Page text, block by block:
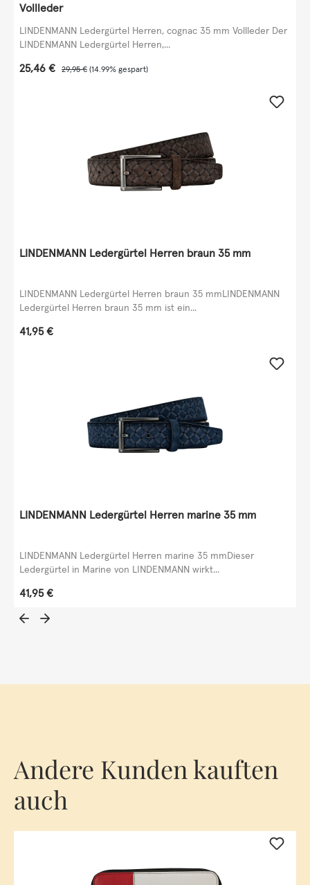
Vollleder
LINDENMANN Ledergürtel Herren, cognac 35 mm Vollleder Der
LINDENMANN Ledergürtel Herren,...
Verkaufspreis:
25,46 € Regulärer Preis:
29,95 € (14.99% gespart)
LINDENMANN Ledergürtel Herren braun 35 mm
LINDENMANN Ledergürtel Herren braun 35 mmLINDENMANN
Ledergürtel Herren braun 35 mm ist ein...
Regulärer Preis:
41,95 €
LINDENMANN Ledergürtel Herren marine 35 mm
LINDENMANN Ledergürtel Herren marine 35 mmDieser
Ledergürtel in Marine von LINDENMANN wirkt...
Regulärer Preis:
41,95 €
Andere Kunden kauften
auch